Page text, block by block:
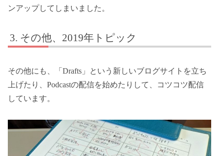
ンアップしてしまいました。
その他、2019年トピック
その他にも、「Drafts」という新しいブログサイトを立ち
上げたり、Podcastの配信を始めたりして、コツコツ配信
しています。